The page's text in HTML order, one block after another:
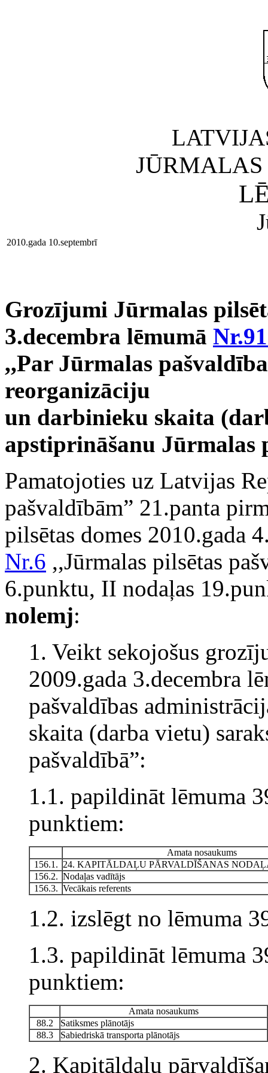
JŪRMALAS
2010.gada 10.septembrī
Grozījumi Jūrmalas
3.decembra lēmumā
,,Par Jūrmalas
reorganizāciju
un darbinieku skaita
apstiprināšanu Jūrmalas
Pamatojoties uz Latvijas
pašvaldībām” 21.panta
pilsētas domes 2010.gada
Nr.6 ,,Jūrmalas pilsētas
6.punktu, II nodaļas
nolemj:
1. Veikt sekojošus
2009.gada 3.decembra
pašvaldības
skaita (darba vietu)
pašvaldībā”:
1.1. papildināt lēmuma
punktiem:
Amata nosaukums
156.1. 24. KAPITĀLDAĻU PĀRVALDĪŠANAS
156.2. Nodaļas vadītājs
156.3. Vecākais referents
1.2. izslēgt no lēmuma
1.3. papildināt lēmuma
punktiem:
Amata nosaukums
88.2
Satiksmes plānotājs
88.3
Sabiedriskā transporta plānotājs
2. Kapitāldaļu